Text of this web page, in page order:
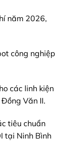
năm 2026,
công nghiệp
các linh kiện
Văn II.
tiêu chuẩn
tại Ninh Bình